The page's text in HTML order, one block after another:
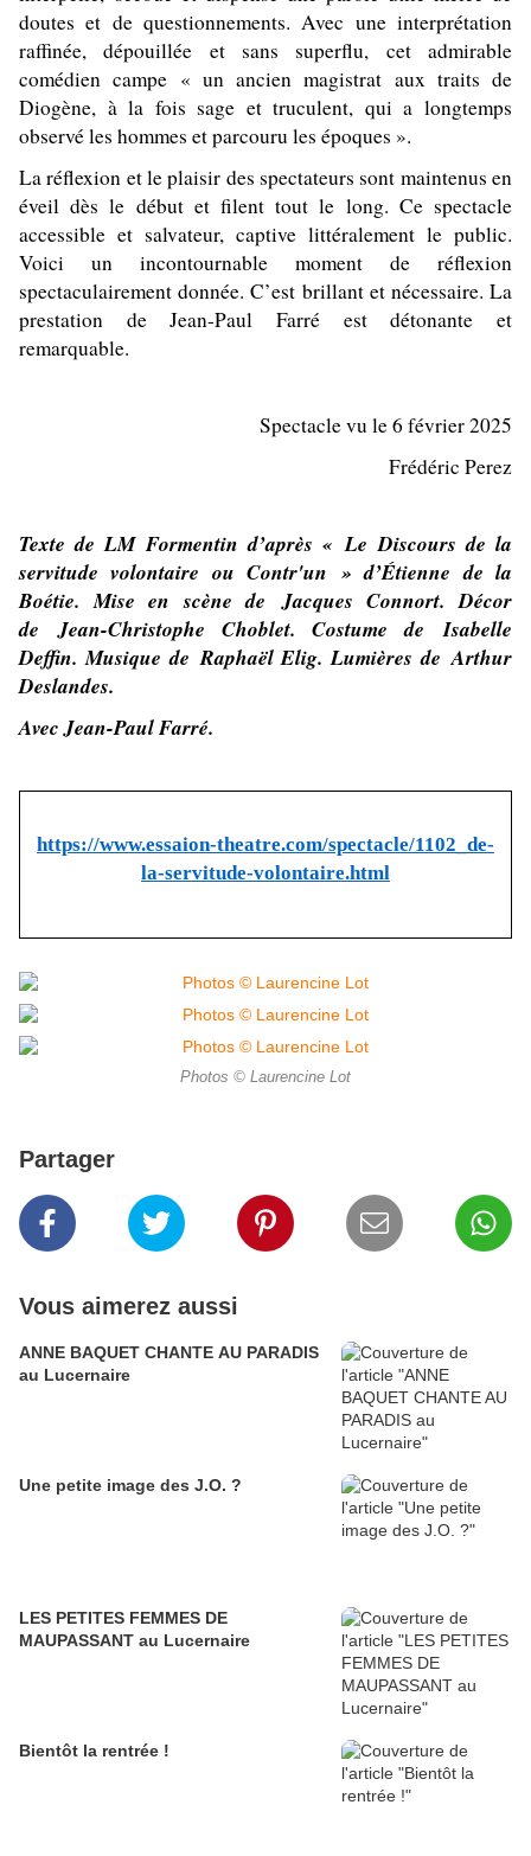
doutes et de questionnements. Avec une interprétation
raffinée, dépouillée et sans superflu, cet admirable
comédien campe « un ancien magistrat aux traits de
Diogène, à la fois sage et truculent, qui a longtemps
observé les hommes et parcouru les époques ».
La réflexion et le plaisir des spectateurs sont maintenus en
éveil dès le début et filent tout le long. Ce spectacle
accessible et salvateur, captive littéralement le public.
Voici un incontournable moment de réflexion
spectaculairement donnée. C’est brillant et nécessaire. La
prestation de Jean-Paul Farré est détonante et
remarquable.
Spectacle vu le 6 février 2025
Frédéric Perez
Texte de LM Formentin d’après « Le Discours de la
servitude volontaire ou Contr'un » d’Étienne de la
Boétie. Mise en scène de Jacques Connort. Décor
de Jean-Christophe Choblet. Costume de Isabelle
Deffin. Musique de Raphaël Elig. Lumières de Arthur
Deslandes.
Avec Jean-Paul Farré.
https://www.essaion-theatre.com/spectacle/1102_de-
la-servitude-volontaire.html
Photos © Laurencine Lot
Partager
Vous aimerez aussi
ANNE BAQUET CHANTE AU PARADIS
au Lucernaire
Une petite image des J.O. ?
LES PETITES FEMMES DE
MAUPASSANT au Lucernaire
Bientôt la rentrée !